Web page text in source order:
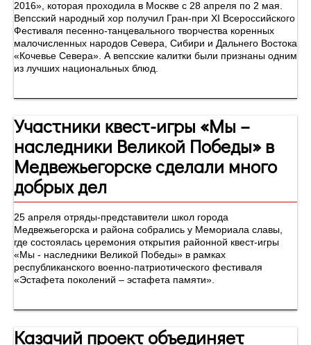
2016», которая проходила в Москве с 28 апреля по 2 мая.
Вепсский народный хор получил Гран-при XI Всероссийского
Фестиваля песенно-танцевального творчества коренных
малочисленных народов Севера, Сибири и Дальнего Востока
«Кочевье Севера». А вепсские калитки были признаны одним
из лучших национальных блюд.
Участники квест-игры «Мы –
наследники Великой Победы» в
Медвежьегорске сделали много
добрых дел
25 апреля отряды-представители школ города
Медвежьегорска и района собрались у Мемориала славы,
где состоялась церемония открытия районной квест-игры
«Мы - наследники Великой Победы» в рамках
республиканского военно-патриотического фестиваля
«Эстафета поколений – эстафета памяти».
Казачий проект объединяет